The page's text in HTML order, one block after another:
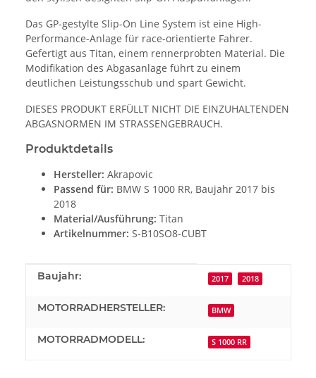
Das GP-gestylte Slip-On Line System ist eine High-
Performance-Anlage für race-orientierte Fahrer.
Gefertigt aus Titan, einem rennerprobten Material. Die
Modifikation des Abgasanlage führt zu einem
deutlichen Leistungsschub und spart Gewicht.
DIESES PRODUKT ERFÜLLT NICHT DIE EINZUHALTENDEN
ABGASNORMEN IM STRASSENGEBRAUCH.
Produktdetails
Hersteller: Akrapovic
Passend für: BMW S 1000 RR, Baujahr 2017 bis
2018
Material/Ausführung: Titan
Artikelnummer: S-B10SO8-CUBT
Produkteigenschaft
Wert
Baujahr: 2017 2018
MOTORRADHERSTELLER: BMW
MOTORRADMODELL: S 1000 RR